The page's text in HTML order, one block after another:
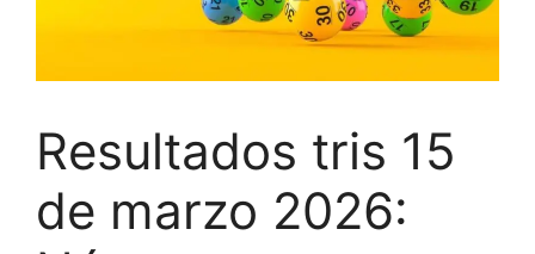
Resultados tris 15
de marzo 2026: